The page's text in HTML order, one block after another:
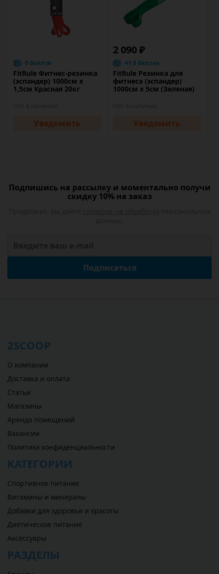
0 баллов
FitRule Фитнес-резинка
(эспандер) 1000см х
1,5см Красная 20кг
Уведомить
2 090 ₽
41.8 баллов
FitRule Резинка для
фитнеса (эспандер)
1000см х 5см (Зеленая)
Уведомить
Подпишись на рассылку и моментально получи
скидку 10% на заказ
Подписаться
2SCOOP
О компании
Доставка и оплата
Статьи
Магазины
Аренда помещений
Вакансии
Политика конфиденциальности
КАТЕГОРИИ
Спортивное питание
Витамины и минералы
Добавки для здоровья и красоты
Диетическое питание
Аксессуары
РАЗДЕЛЫ